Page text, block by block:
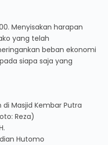
Menyisakan harapan
yang telah
beban ekonomi
siapa saja yang
Masjid Kembar Putra
Reza)
Hutomo